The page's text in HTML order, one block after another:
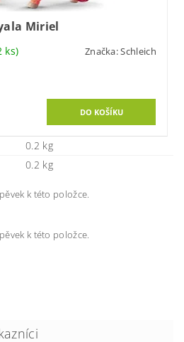
Miriel
ks) Značka:Schleich
0.2 kg
0.2 kg
k této položce.
k této položce.